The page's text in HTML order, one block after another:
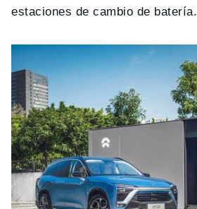
estaciones de cambio de batería.